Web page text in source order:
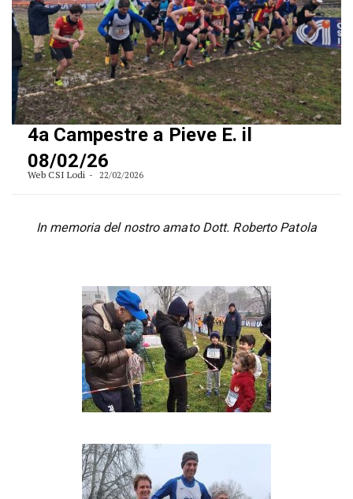
4a Campestre a Pieve E. il
08/02/26
Web CSI Lodi 22/02/2026
In memoria del nostro amato Dott. Roberto Patola